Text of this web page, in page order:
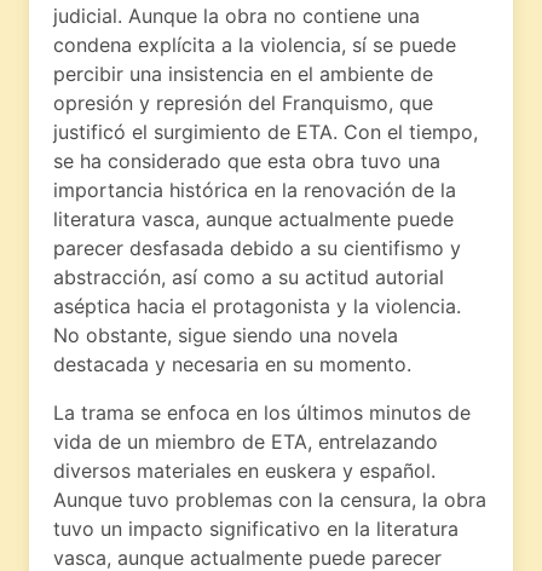
judicial. Aunque la obra no contiene una
condena explícita a la violencia, sí se puede
percibir una insistencia en el ambiente de
opresión y represión del Franquismo, que
justificó el surgimiento de ETA. Con el tiempo,
se ha considerado que esta obra tuvo una
importancia histórica en la renovación de la
literatura vasca, aunque actualmente puede
parecer desfasada debido a su cientifismo y
abstracción, así como a su actitud autorial
aséptica hacia el protagonista y la violencia.
No obstante, sigue siendo una novela
destacada y necesaria en su momento.
La trama se enfoca en los últimos minutos de
vida de un miembro de ETA, entrelazando
diversos materiales en euskera y español.
Aunque tuvo problemas con la censura, la obra
tuvo un impacto significativo en la literatura
vasca, aunque actualmente puede parecer